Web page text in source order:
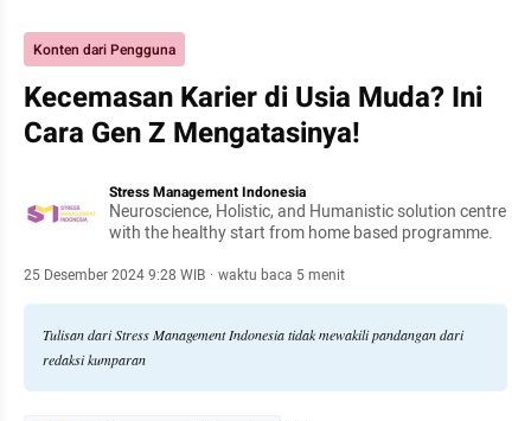
Konten dari Pengguna
Kecemasan Karier di Usia Muda? Ini
Cara Gen Z Mengatasinya!
Stress Management Indonesia
Neuroscience, Holistic, and Humanistic solution centre
with the healthy start from home based programme.
25 Desember 2024 9:28 WIB · waktu baca 5 menit
Tulisan dari Stress Management Indonesia tidak mewakili pandangan dari
redaksi kumparan